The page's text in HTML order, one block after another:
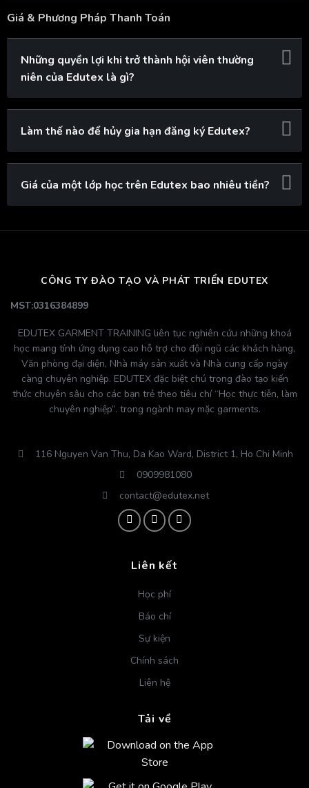
Giá & Phương Pháp Thanh Toán
Những quyền lợi khi trở thành hội viên thường
niên của Edutex là gì?
Làm thế nào để hủy gia hạn đăng ký Edutex?
Giá của một lớp học trên Edutex bao nhiêu tiền?
CÔNG TY ĐÀO TẠO VÀ PHÁT TRIỂN EDUTEX
MST:0316384899
EDUTEX GARMENT TRAINING liên tục nghiên cứu những khoá
học mang tính ứng dụng cao hỗ trợ cho đội ngũ các khách hàng,
Văn phòng đại diện, Nhà máy sản xuất và Nhà cung cấp ngày
càng chuyên nghiệp. EDUTEX đặc biệt chú trọng đào tạo kiến
thức chuyên sâu cho các bạn trẻ theo tiêu chí “Học thực tiễn, làm
chuyên nghiệp”. trong ngành may mặc garments.
116 Nguyen Van Thu, Da Kao Ward, District 1, Ho Chi Minh
0909981080
contact@edutex.net
Liên kết
Học phí
Báo chí
Sự kiện
Chính sách
Liên hệ
Tải về